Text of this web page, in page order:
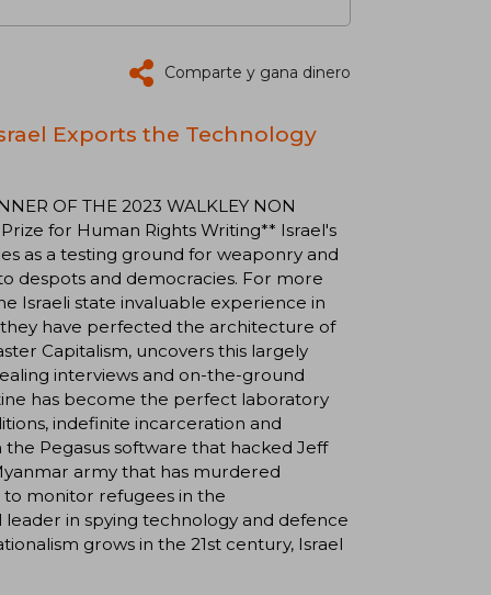
Comparte y gana dinero
Exports the Technology
OF THE 2023 WALKLEY NON
for Human Rights Writing** Israel's
as a testing ground for weaponry and
despots and democracies. For more
Israeli state invaluable experience in
have perfected the architecture of
Capitalism, uncovers this largely
interviews and on-the-ground
has become the perfect laboratory
indefinite incarceration and
Pegasus software that hacked Jeff
army that has murdered
to monitor refugees in the
in spying technology and defence
grows in the 21st century, Israel